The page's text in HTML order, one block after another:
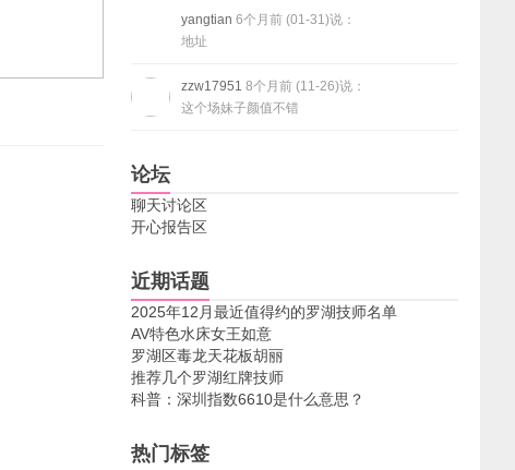
yangtian 6个月前 (01-31)说：
地址
zzw17951 8个月前 (11-26)说：
这个场妹子颜值不错
论坛
聊天讨论区
开心报告区
近期话题
2025年12月最近值得约的罗湖技师名单
AV特色水床女王如意
罗湖区毒龙天花板胡丽
推荐几个罗湖红牌技师
科普：深圳指数6610是什么意思？
热门标签